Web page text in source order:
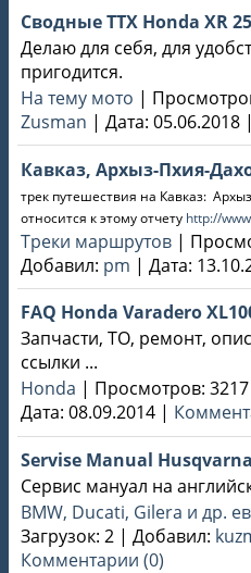
Сводные ТТХ Honda XR
Делаю для себя, для
пригодится.
На тему мото |
Zusman | Дата: 05.06.2018 |
Кавказ, Архыз-Пхия-
трек путешествия на Кавказ:
относится к этому отчету http://
Треки маршрутов |
Добавил: pm | Дата:
FAQ Honda Varadero
Запчасти, ТО, ремонт,
ссылки ...
Honda | Просмотров: 3217
Дата: 08.09.2014 |
Servise Manual Husqvarna
Сервис мануал на
BMW, Ducati, Gilera и др.
Загрузок: 2 | Добавил:
Комментарии (0)